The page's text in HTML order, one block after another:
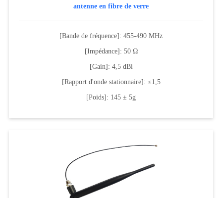
antenne en fibre de verre
[Bande de fréquence]: 455-490 MHz
[Impédance]: 50 Ω
[Gain]: 4,5 dBi
[Rapport d'onde stationnaire]: ≤1,5
[Poids]: 145 ± 5g